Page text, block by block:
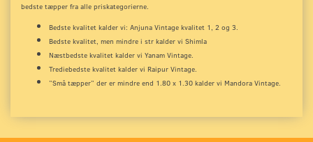
bedste tæpper fra alle priskategorierne.
Bedste kvalitet kalder vi: Anjuna Vintage kvalitet 1, 2 og 3.
Bedste kvalitet, men mindre i str kalder vi Shimla
Næstbedste kvalitet kalder vi Yanam Vintage.
Trediebedste kvalitet kalder vi Raipur Vintage.
”Små tæpper” der er mindre end 1.80 x 1.30 kalder vi Mandora Vintage.